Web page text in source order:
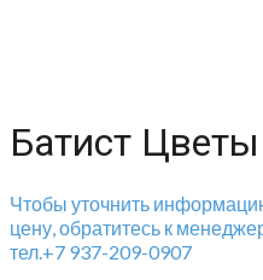
Батист Цветы
Чтобы уточнить
цену, обратитесь к
тел.+7 937-209-0907